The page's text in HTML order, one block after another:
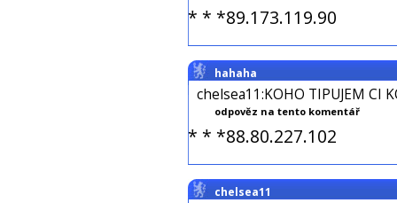
* * *89.173.119.90
hahaha
chelsea11:KOHO TIPUJEM CI
odpověz na tento komentář
* * *88.80.227.102
chelsea11